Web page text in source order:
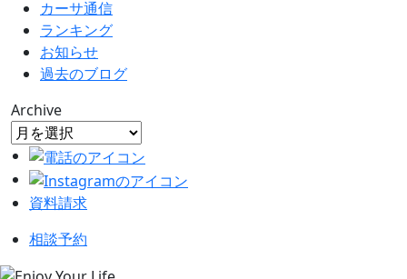
カーサ通信
ランキング
お知らせ
過去のブログ
Archive
資料請求
相談予約